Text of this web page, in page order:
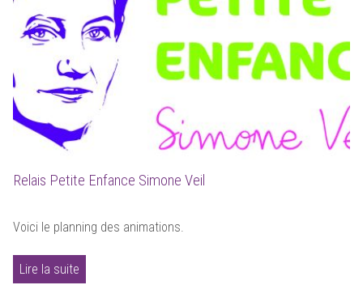
Relais Petite Enfance Simone Veil
Voici le planning des animations.
Lire la suite